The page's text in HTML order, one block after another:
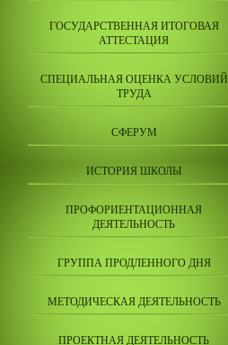
ГОСУДАРСТВЕННАЯ ИТОГОВАЯ
АТТЕСТАЦИЯ
СПЕЦИАЛЬНАЯ ОЦЕНКА УСЛОВИЙ
ТРУДА
СФЕРУМ
ИСТОРИЯ ШКОЛЫ
ПРОФОРИЕНТАЦИОННАЯ
ДЕЯТЕЛЬНОСТЬ
ГРУППА ПРОДЛЕННОГО ДНЯ
МЕТОДИЧЕСКАЯ ДЕЯТЕЛЬНОСТЬ
ПРОЕКТНАЯ ДЕЯТЕЛЬНОСТЬ